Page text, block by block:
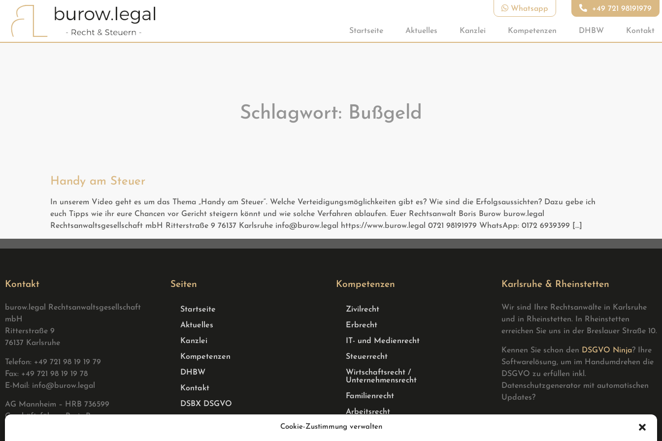
Cookie-Zustimmung verwalten
Whatsapp +49 721 98191979
Startseite Aktuelles Kanzlei Kompetenzen DHBW Kontakt
Schlagwort: Bußgeld
Handy am Steuer
In unserem Video geht es um das Thema „Handy am Steuer“. Welche Verteidigungsmöglichkeiten gibt es? Wie sind die Erfolgsaussichten? Dazu gebe ich
euch Tipps wie ihr eure Chancen vor Gericht steigern könnt und wie solche Verfahren ablaufen. Euer Rechtsanwalt Boris Burow burow.legal
Rechtsanwaltsgesellschaft mbH Ritterstraße 9 76137 Karlsruhe info@burow.legal https://www.burow.legal 0721 98191979 WhatsApp: 0172 6939399 […]
Kontakt
burow.legal Rechtsanwaltsgesellschaft
mbH
Ritterstraße 9
76137 Karlsruhe
Telefon: +49 721 98 19 19 79
Fax: +49 721 98 19 19 78
E-Mail: info@burow.legal
AG Mannheim – HRB 736599
Geschäftsführer: Boris Burow
Seiten
Startseite
Aktuelles
Kanzlei
Kompetenzen
DHBW
Kontakt
DSBX DSGVO
Kompetenzen
Zivilrecht
Erbrecht
IT- und Medienrecht
Steuerrecht
Wirtschaftsrecht /
Unternehmensrecht
Familienrecht
Arbeitsrecht
Mietrecht Privat und Gewerblich,
Karlsruhe & Rheinstetten
Wir sind Ihre Rechtsanwälte in Karlsruhe
und in Rheinstetten. In Rheinstetten
erreichen Sie uns in der Breslauer Straße 10.
Kennen Sie schon den DSGVO Ninja? Ihre
Softwarelösung, um im Handumdrehen die
DSGVO zu erfüllen inkl.
Datenschutzgenerator mit automatischen
Updates?